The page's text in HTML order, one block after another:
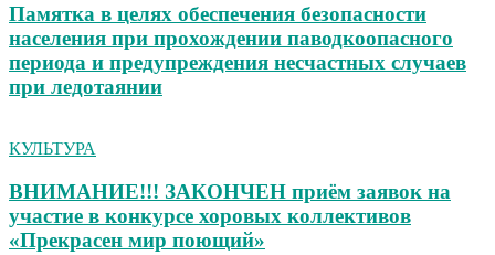
Памятка в целях обеспечения безопасности
населения при прохождении паводкоопасного
периода и предупреждения несчастных случаев
при ледотаянии
КУЛЬТУРА
ВНИМАНИЕ!!! ЗАКОНЧЕН приём заявок на
участие в конкурсе хоровых коллективов
«Прекрасен мир поющий»